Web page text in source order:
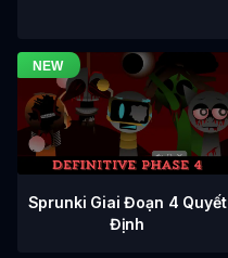
Sprunki Giai Đoạn 4 Quyết
Định